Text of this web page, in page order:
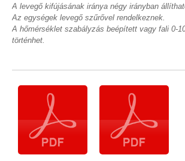
A levegő kifújásának iránya négy irányban
Az egységek levegő szűrővel rendelkeznek.
A hőmérséklet szabályzás beépített vagy fali 0-
történhet.